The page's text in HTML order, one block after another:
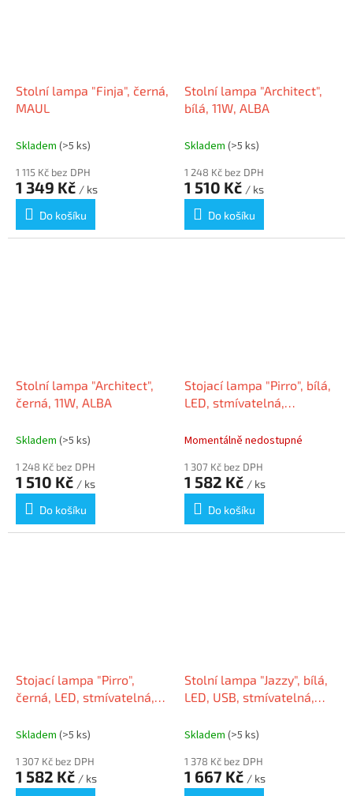
Stolní lampa "Finja", černá,
MAUL
Skladem (>5 ks)
1 115 Kč bez DPH
1 349 Kč / ks
Do košíku
Stolní lampa "Architect",
bílá, 11W, ALBA
Skladem (>5 ks)
1 248 Kč bez DPH
1 510 Kč / ks
Do košíku
Stolní lampa "Architect",
černá, 11W, ALBA
Skladem (>5 ks)
1 248 Kč bez DPH
1 510 Kč / ks
Do košíku
Stojací lampa "Pirro", bílá,
LED, stmívatelná,
Momentálně nedostupné
1 307 Kč bez DPH
1 582 Kč / ks
Do košíku
Stojací lampa "Pirro",
černá, LED, stmívatelná,
Skladem (>5 ks)
1 307 Kč bez DPH
1 582 Kč / ks
Stolní lampa "Jazzy", bílá,
LED, USB, stmívatelná,
Skladem (>5 ks)
1 378 Kč bez DPH
1 667 Kč / ks